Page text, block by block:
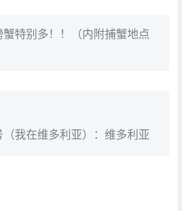
特别多！！（内附捕蟹地点
我在维多利亚）：维多利亚